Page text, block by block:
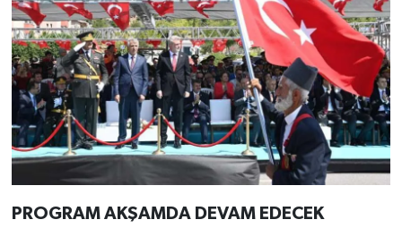
PROGRAM AKŞAMDA DEVAM EDECEK